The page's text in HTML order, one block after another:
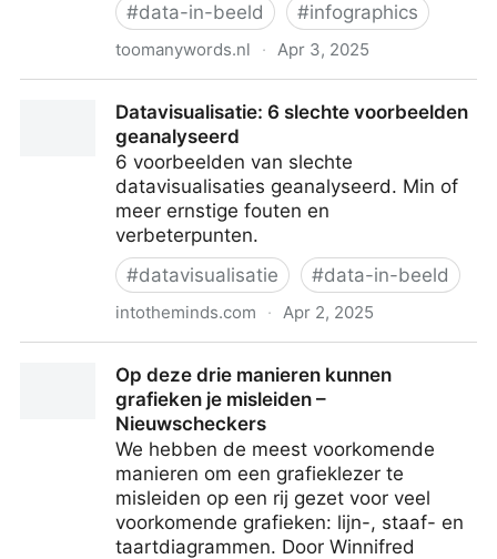
#data-in-beeld #infographics
toomanywords.nl · Apr 3, 2025
Datavisualisatie: 6 slechte voorbeelden
geanalyseerd
6 voorbeelden van slechte
datavisualisaties geanalyseerd. Min of
meer ernstige fouten en
verbeterpunten.
#datavisualisatie #data-in-beeld
intotheminds.com · Apr 2, 2025
geanalyseerdOp deze drie manieren kunnen
grafieken je misleiden –
Nieuwscheckers
We hebben de meest voorkomende
manieren om een grafieklezer te
misleiden op een rij gezet voor veel
voorkomende grafieken: lijn-, staaf- en
taartdiagrammen. Door Winnifred